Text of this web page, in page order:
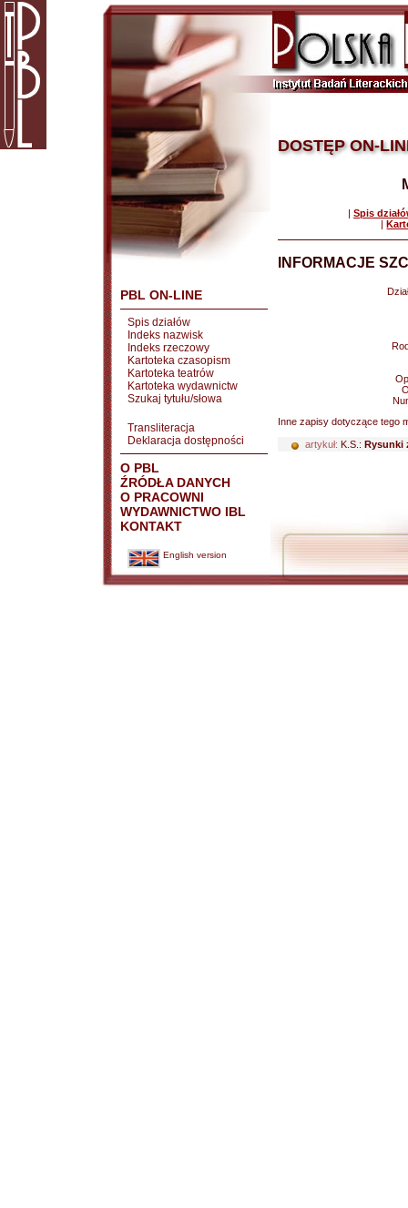
PBL ON-LINE
Spis działów
Indeks nazwisk
Indeks rzeczowy
Kartoteka czasopism
Kartoteka teatrów
Kartoteka wydawnictw
Szukaj tytułu/słowa
Transliteracja
Deklaracja dostępności
O PBL
ŹRÓDŁA DANYCH
O PRACOWNI
WYDAWNICTWO IBL
KONTAKT
English version
DOSTĘP ON-
| Spis
|
INFORMACJE
Inne zapisy dotyczące tego
artykuł: K.S.: Rysunki